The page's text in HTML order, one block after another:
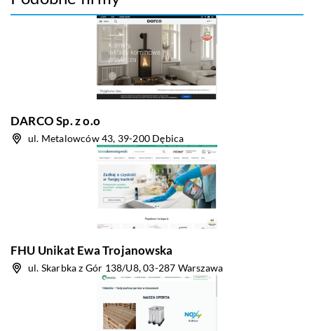
DARCO Sp. z o.o
ul. Metalowców 43, 39-200 Dębica
FHU Unikat Ewa Trojanowska
ul. Skarbka z Gór 138/U8, 03-287 Warszawa